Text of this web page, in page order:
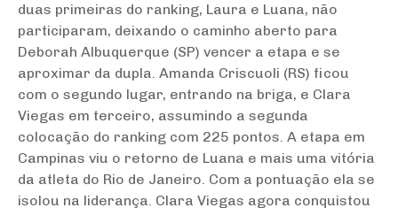
duas primeiras do ranking, Laura e Luana, não
participaram, deixando o caminho aberto para
Deborah Albuquerque (SP) vencer a etapa e se
aproximar da dupla. Amanda Criscuoli (RS) ficou
com o segundo lugar, entrando na briga, e Clara
Viegas em terceiro, assumindo a segunda
colocação do ranking com 225 pontos. A etapa em
Campinas viu o retorno de Luana e mais uma vitória
da atleta do Rio de Janeiro. Com a pontuação ela se
isolou na liderança. Clara Viegas agora conquistou